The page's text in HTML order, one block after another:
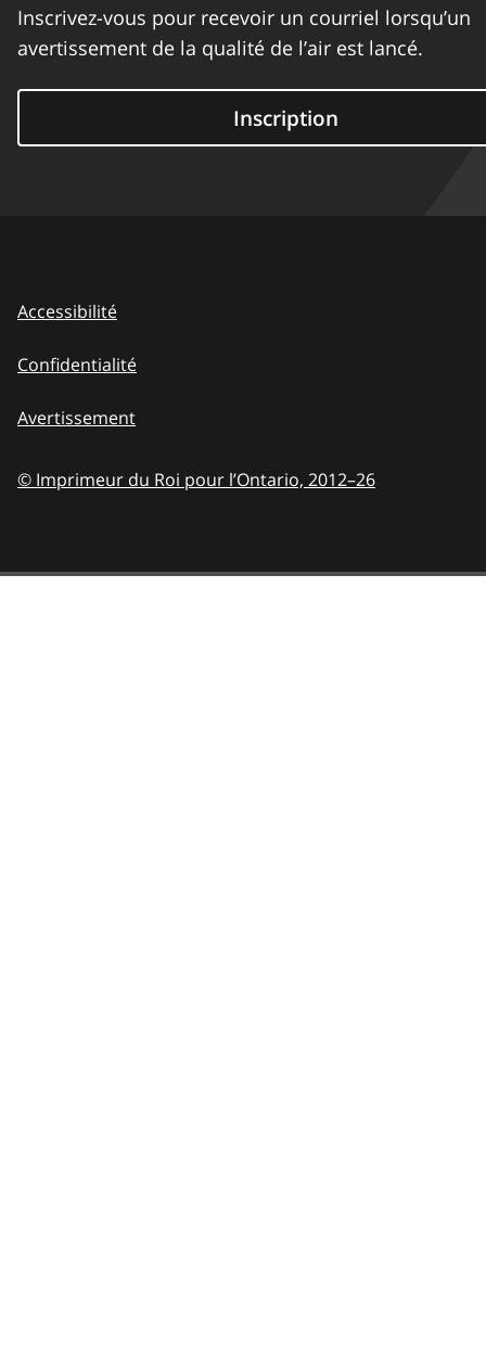
Inscrivez-vous pour recevoir un courriel lorsqu’un
avertissement de la qualité de l’air est lancé.
Inscription
Accessibilité
Confidentialité
Avertissement
© Imprimeur du Roi pour l’Ontario, 2012–26